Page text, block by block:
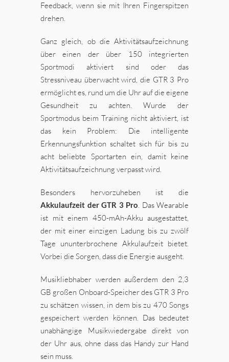
Feedback, wenn sie mit Ihren Fingerspitzen
drehen.
Ganz gleich, ob die Aktivitätsaufzeichnung
über einen der über 150 integrierten
Sportmodi aktiviert sind oder das
Stressniveau überwacht wird, die GTR 3 Pro
ermöglicht es, rund um die Uhr auf die eigene
Gesundheit zu achten. Wurde der
Sportmodus beim Training nicht aktiviert, ist
das kein Problem: Die intelligente
Erkennungsfunktion schaltet sich für bis zu
acht beliebte Sportarten ein, damit keine
Aktivitätsaufzeichnung verpasst wird.
Besonders hervorzuheben ist die
Akkulaufzeit der GTR 3 Pro. Das Wearable
ist mit einem 450-mAh-Akku ausgestattet,
der mit einer einzigen Ladung bis zu zwölf
Tage ununterbrochene Akkulaufzeit bietet.
Vorbei die Sorgen, dass die Energie ausgeht.
Musikliebhaber werden außerdem den 2,3
GB großen Onboard-Speicher des GTR 3 Pro
zu schätzen wissen, in dem bis zu 470 Songs
gespeichert werden können. Das bedeutet
unabhängige Musikwiedergabe direkt von
der Uhr aus, ohne dass das Handy zur Hand
sein muss.